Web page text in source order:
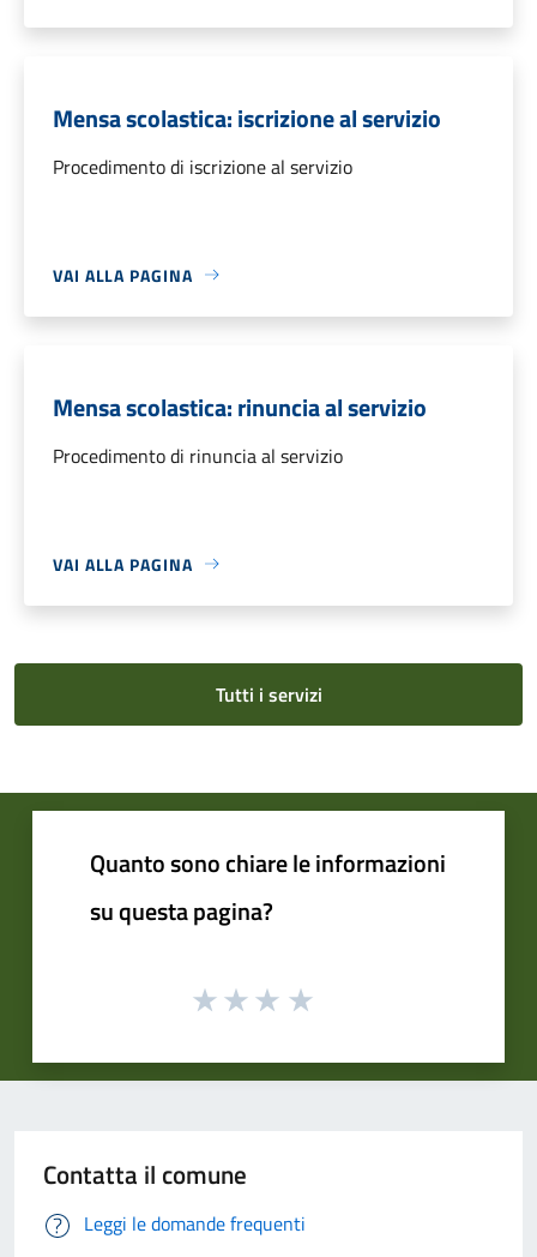
Mensa scolastica: iscrizione al servizio
Procedimento di iscrizione al servizio
VAI ALLA PAGINA
Mensa scolastica: rinuncia al servizio
Procedimento di rinuncia al servizio
VAI ALLA PAGINA
Tutti i servizi
Quanto sono chiare le informazioni
su questa pagina?
Contatta il comune
Leggi le domande frequenti